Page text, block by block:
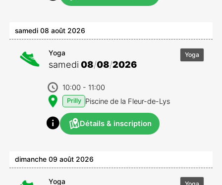
samedi 08 août 2026
Yoga
samedi 08/08/2026
Yoga
10:00 - 11:00
Prilly Piscine de la Fleur-de-Lys
Détails & inscription
dimanche 09 août 2026
Yoga